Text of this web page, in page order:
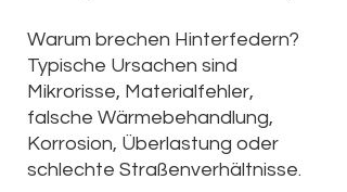
Warum brechen Hinterfedern?
Typische Ursachen sind
Mikrorisse, Materialfehler,
falsche Wärmebehandlung,
Korrosion, Überlastung oder
schlechte Straßenverhältnisse.